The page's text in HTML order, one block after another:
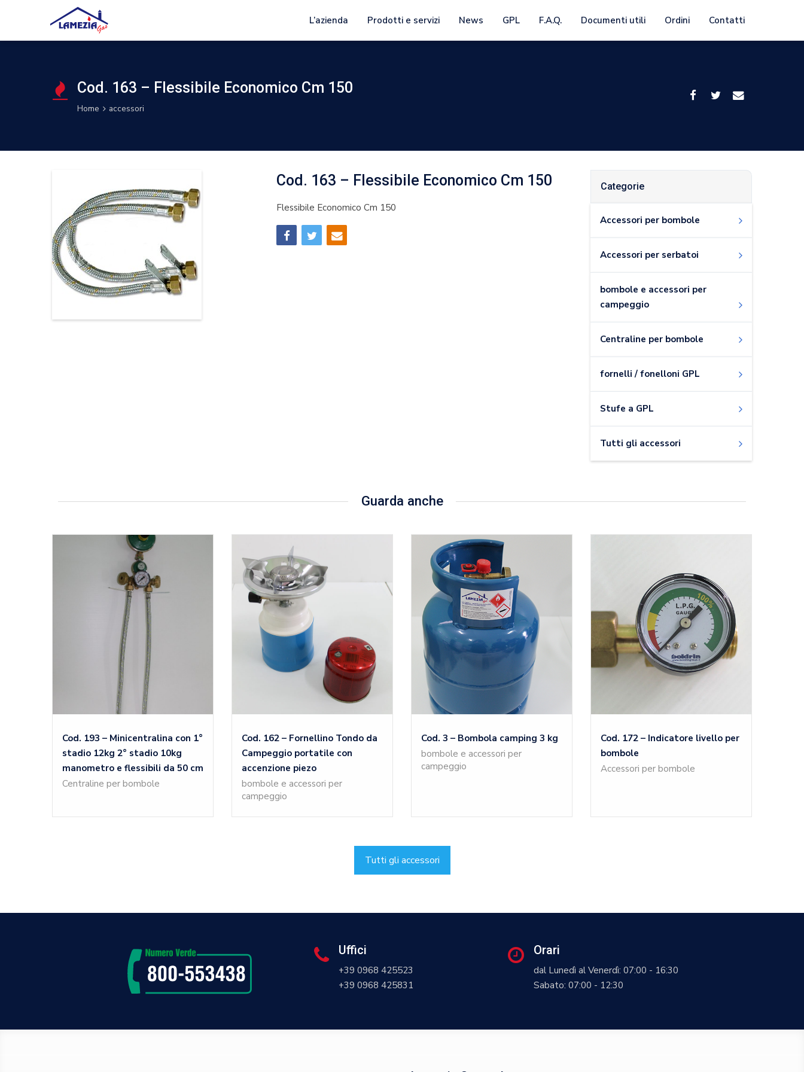
L’azienda Prodotti e servizi News GPL F.A.Q. Documenti utili Ordini Contatti
Cod. 163 – Flessibile Economico Cm 150
Home accessori
Cod. 163 – Flessibile Economico Cm 150
Flessibile Economico Cm 150
Categorie
Accessori per bombole
Accessori per serbatoi
bombole e accessori per
campeggio
Centraline per bombole
fornelli / fonelloni GPL
Stufe a GPL
Tutti gli accessori
Guarda anche
Cod. 193 – Minicentralina con 1°
stadio 12kg 2° stadio 10kg
manometro e flessibili da 50 cm
Centraline per bombole
Cod. 162 – Fornellino Tondo da
Campeggio portatile con
accenzione piezo
bombole e accessori per
campeggio
Cod. 3 – Bombola camping 3 kg
bombole e accessori per
campeggio
Cod. 172 – Indicatore livello per
bombole
Accessori per bombole
Tutti gli accessori
Uffici
+39 0968 425523
+39 0968 425831
Orari
dal Lunedì al Venerdì: 07:00 - 16:30
Sabato: 07:00 - 12:30